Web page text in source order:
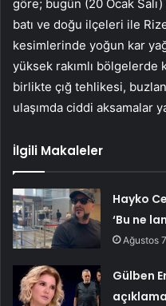
göre; bugün (20 Ocak
batı ve doğu ilçeleri ile
kesimlerinde yoğun kar
yüksek rakımlı bölgelerde
birlikte çığ tehlikesi,
ulaşımda ciddi aksamalar
İlgili Makaleler
Hayko
‘Bu ne
Ağustos
Gülben